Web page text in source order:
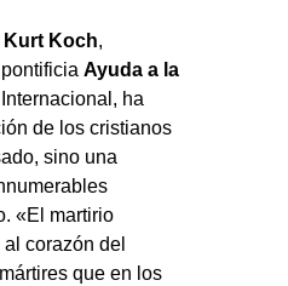
Kurt Koch,
Ayuda a la
ha
de los cristianos
sino una
«El martirio
corazón del
que en los